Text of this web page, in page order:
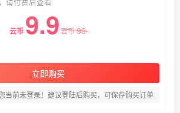
云币 9.9云币99
立即购买
当前未登录！建议登陆后购买，可保存购买订单